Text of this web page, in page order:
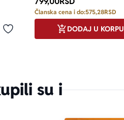
Dodaj u omiljene
Članska cena i do:575,28RSD
DODAJ U KORPU
su i